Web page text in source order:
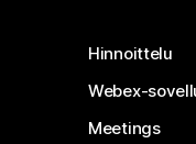
Hinnoittelu
Webex-
Meetings